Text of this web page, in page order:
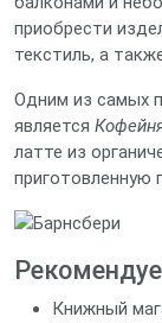
приобрести
текстиль, а
Одним из самых
является
латте из
приготовленную
Книжный